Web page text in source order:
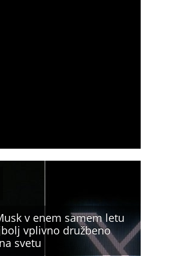
v enem samem letu
vplivno družbeno
svetu